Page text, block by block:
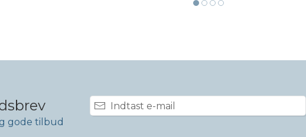
gode tilbud